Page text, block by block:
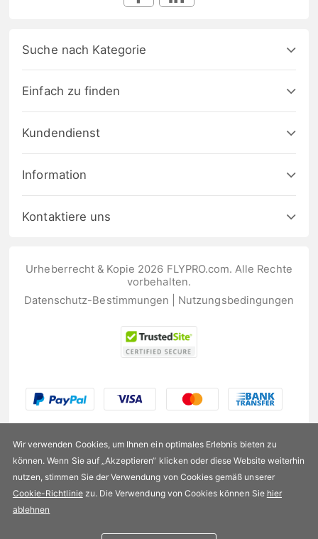
US$5,99
Suche nach Kategorie
Einfach zu finden
Kundendienst
Information
Kontaktiere uns
Urheberrecht & Kopie 2026 FLYPRO.com. Alle Rechte
vorbehalten.
Datenschutz-Bestimmungen
Nutzungsbedingungen
Wir verwenden Cookies, um Ihnen ein optimales Erlebnis bieten zu
können. Wenn Sie auf „Akzeptieren“ klicken oder diese Website weiterhin
nutzen, stimmen Sie der Verwendung von Cookies gemäß unserer
Cookie-Richtliniezu. Die Verwendung von Cookies können Sie hier
ablehnen